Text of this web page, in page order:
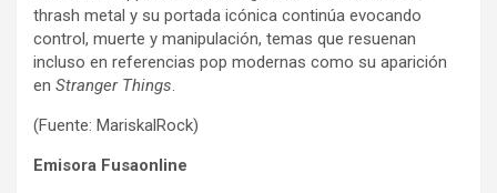
thrash metal y su portada icónica continúa evocando
control, muerte y manipulación, temas que resuenan
incluso en referencias pop modernas como su aparición
en Stranger Things.
(Fuente: MariskalRock)
Emisora Fusaonline